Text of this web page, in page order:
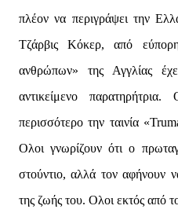
πλέον να περιγράψει την
Τζάρβις Κόκερ, από
ανθρώπων» της Αγγλίας
αντικείμενο
περισσότερο την ταινία
Ολοι γνωρίζουν ότι ο
στούντιο, αλλά τον αφήνουν
της ζωής του. Ολοι εκτός από